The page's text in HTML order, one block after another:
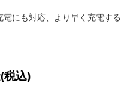
にも対応、より早く充電する
税込)